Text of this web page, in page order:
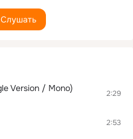
Слушать
Version / Mono) 2:29
2:53